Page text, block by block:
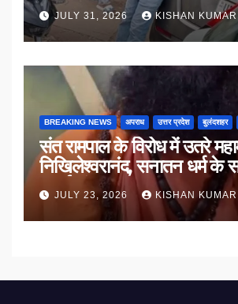
JULY 31, 2026 KISHAN
BREAKING NEWS अपराध उत्तर प्रदेश बुलंदशहर
संत रामपाल के विरोध में उतरे
निखिलेश्वरानंद, सनातन धर्म के
उठाई मांग
JULY 23, 2026 KISHAN